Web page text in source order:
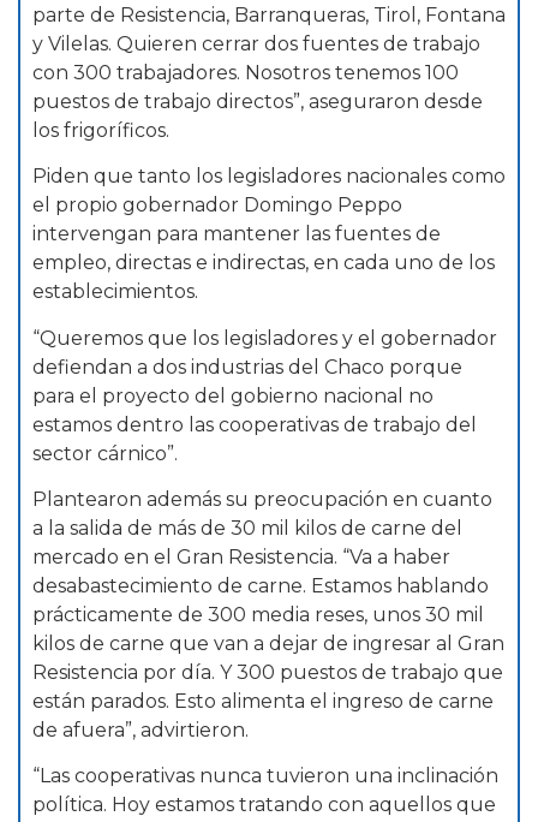
parte de Resistencia, Barranqueras, Tirol, Fontana
y Vilelas. Quieren cerrar dos fuentes de trabajo
con 300 trabajadores. Nosotros tenemos 100
puestos de trabajo directos”, aseguraron desde
los frigoríficos.
Piden que tanto los legisladores nacionales como
el propio gobernador Domingo Peppo
intervengan para mantener las fuentes de
empleo, directas e indirectas, en cada uno de los
establecimientos.
“Queremos que los legisladores y el gobernador
defiendan a dos industrias del Chaco porque
para el proyecto del gobierno nacional no
estamos dentro las cooperativas de trabajo del
sector cárnico”.
Plantearon además su preocupación en cuanto
a la salida de más de 30 mil kilos de carne del
mercado en el Gran Resistencia. “Va a haber
desabastecimiento de carne. Estamos hablando
prácticamente de 300 media reses, unos 30 mil
kilos de carne que van a dejar de ingresar al Gran
Resistencia por día. Y 300 puestos de trabajo que
están parados. Esto alimenta el ingreso de carne
de afuera”, advirtieron.
“Las cooperativas nunca tuvieron una inclinación
política. Hoy estamos tratando con aquellos que